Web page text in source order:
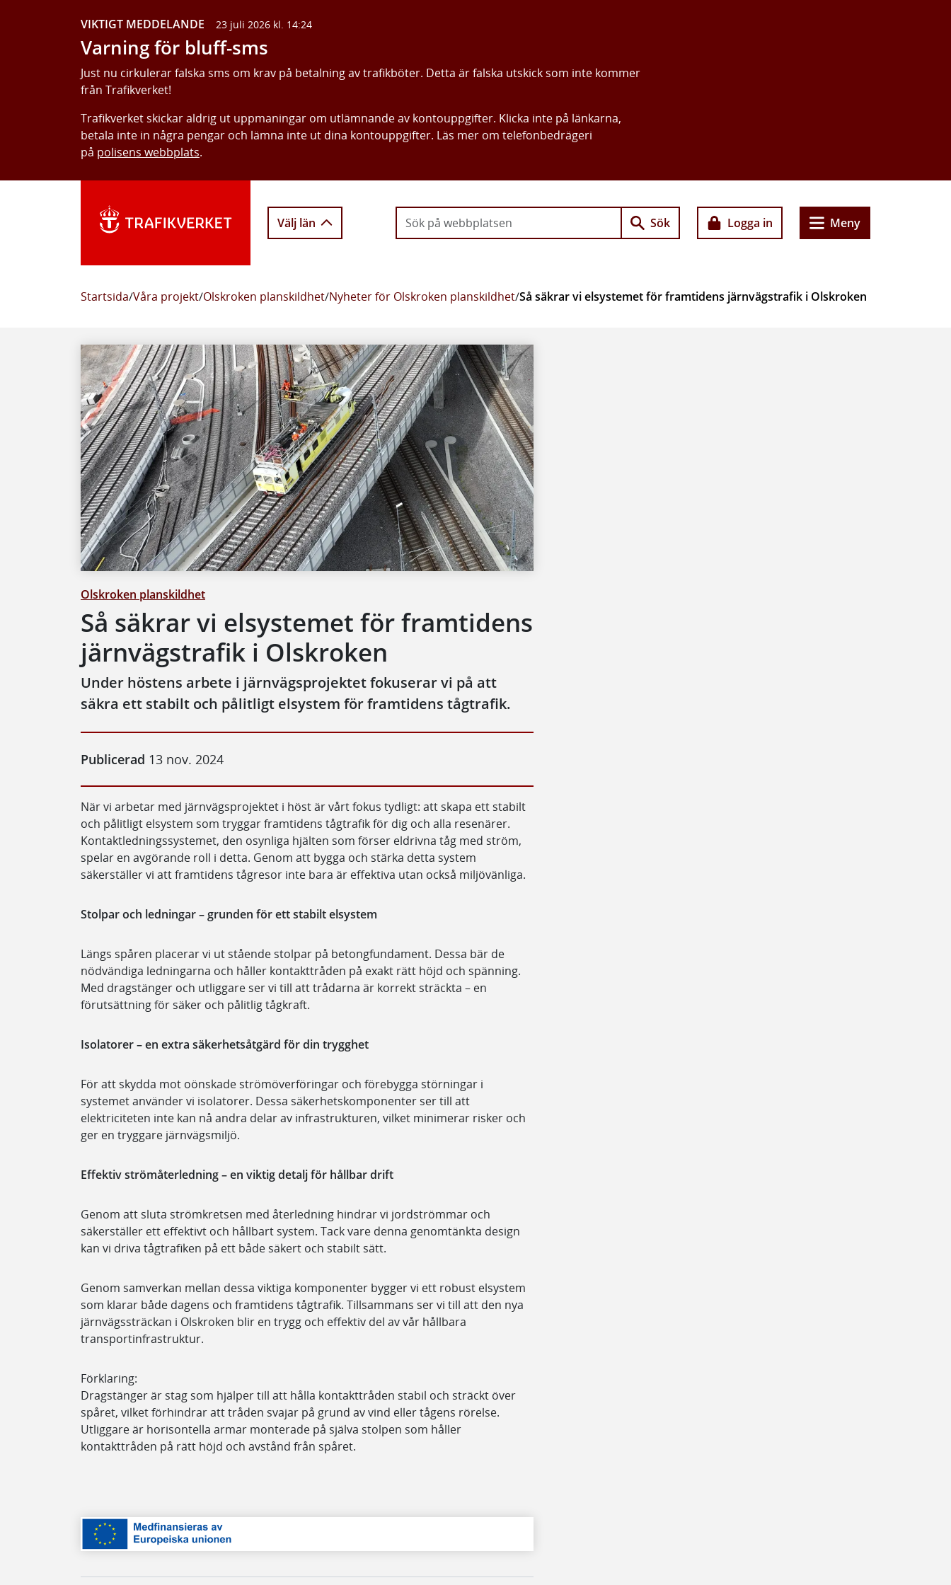
VIKTIGT MEDDELANDE 23 juli 2026 kl. 14:24
Varning för bluff-sms
Just nu cirkulerar falska sms om krav på betalning av trafikböter. Detta är falska utskick som inte kommer
från Trafikverket!
Trafikverket skickar aldrig ut uppmaningar om utlämnande av kontouppgifter. Klicka inte på länkarna,
betala inte in några pengar och lämna inte ut dina kontouppgifter. Läs mer om telefonbedrägeri
på polisens webbplats.
Välj län Sök Logga in Meny
Startsida/Våra projekt/Olskroken planskildhet/Nyheter för Olskroken planskildhet/Så säkrar vi elsystemet för framtidens järnvägstrafik i Olskroken
Olskroken planskildhet
Så säkrar vi elsystemet för framtidens
järnvägstrafik i Olskroken
Under höstens arbete i järnvägsprojektet fokuserar vi på att
säkra ett stabilt och pålitligt elsystem för framtidens tågtrafik.
Publicerad 13 nov. 2024
När vi arbetar med järnvägsprojektet i höst är vårt fokus tydligt: att skapa ett stabilt
och pålitligt elsystem som tryggar framtidens tågtrafik för dig och alla resenärer.
Kontaktledningssystemet, den osynliga hjälten som förser eldrivna tåg med ström,
spelar en avgörande roll i detta. Genom att bygga och stärka detta system
säkerställer vi att framtidens tågresor inte bara är effektiva utan också miljövänliga.
Stolpar och ledningar – grunden för ett stabilt elsystem
Längs spåren placerar vi ut stående stolpar på betongfundament. Dessa bär de
nödvändiga ledningarna och håller kontakttråden på exakt rätt höjd och spänning.
Med dragstänger och utliggare ser vi till att trådarna är korrekt sträckta – en
förutsättning för säker och pålitlig tågkraft.
Isolatorer – en extra säkerhetsåtgärd för din trygghet
För att skydda mot oönskade strömöverföringar och förebygga störningar i
systemet använder vi isolatorer. Dessa säkerhetskomponenter ser till att
elektriciteten inte kan nå andra delar av infrastrukturen, vilket minimerar risker och
ger en tryggare järnvägsmiljö.
Effektiv strömåterledning – en viktig detalj för hållbar drift
Genom att sluta strömkretsen med återledning hindrar vi jordströmmar och
säkerställer ett effektivt och hållbart system. Tack vare denna genomtänkta design
kan vi driva tågtrafiken på ett både säkert och stabilt sätt.
Genom samverkan mellan dessa viktiga komponenter bygger vi ett robust elsystem
som klarar både dagens och framtidens tågtrafik. Tillsammans ser vi till att den nya
järnvägssträckan i Olskroken blir en trygg och effektiv del av vår hållbara
transportinfrastruktur.
Förklaring:
Dragstänger är stag som hjälper till att hålla kontakttråden stabil och sträckt över
spåret, vilket förhindrar att tråden svajar på grund av vind eller tågens rörelse.
Utliggare är horisontella armar monterade på själva stolpen som håller
kontakttråden på rätt höjd och avstånd från spåret.